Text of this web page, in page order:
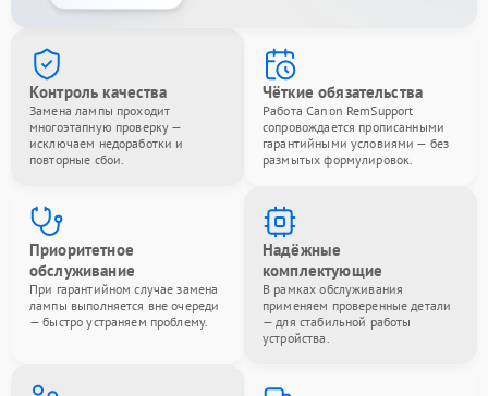
Контроль качества
Замена лампы проходит
многоэтапную проверку —
исключаем недоработки и
повторные сбои.
Чёткие обязательства
Работа Canon RemSupport
сопровождается прописанными
гарантийными условиями — без
размытых формулировок.
Приоритетное
обслуживание
При гарантийном случае замена
лампы выполняется вне очереди
— быстро устраняем проблему.
Надёжные
комплектующие
В рамках обслуживания
применяем проверенные детали
— для стабильной работы
устройства.